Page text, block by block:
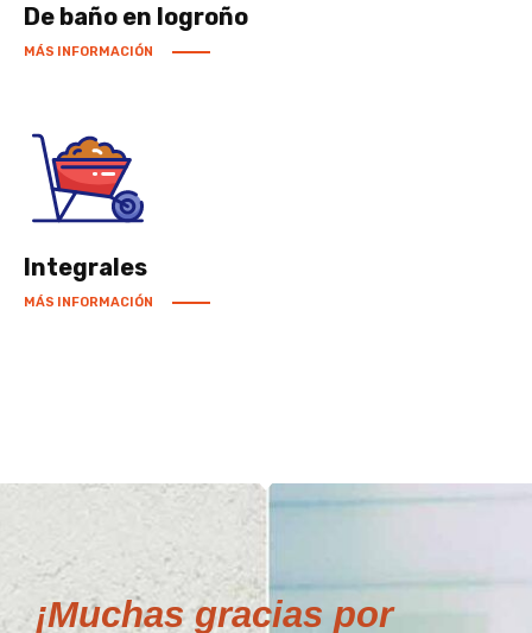
De baño en logroño
MÁS INFORMACIÓN
Integrales
MÁS INFORMACIÓN
¡Muchas gracias por